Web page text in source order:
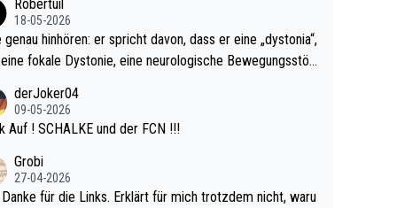
Robertuil
18-05-2026
genau hinhören: er spricht davon, dass er eine „dystonia“,
fokale Dystonie, eine neurologische Bewegungsstör
im Arm hat. Und, dass Medikamente ihm helfen! Ich gl
immer noch, dass sehr viele der Dartits-Fälle fälschlich p
könnten teils wirksam behandelt werden! Dafür müsst
nur zum Neurologen und nicht zum Mentaltrainer gehe
derJoker04
09-05-2026
Auf ! SCHALKE und der FCN !!!
Grobi
27-04-2026
Danke für die Links. Erklärt für mich trotzdem nicht, waru